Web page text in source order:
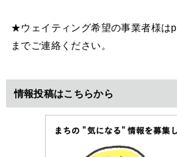
★ウェイティング希望の事業者様は
までご連絡ください。
情報投稿はこちらから